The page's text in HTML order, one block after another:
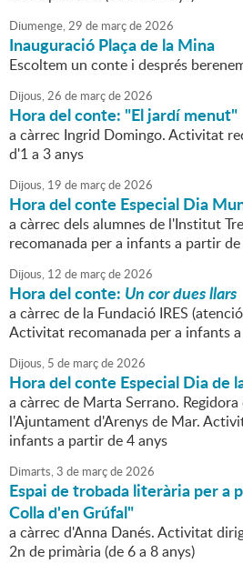
Diumenge,29 de marçde2026
Inauguració Plaça de la Mina
Escoltem un conte i després
Dijous,26 de marçde2026
Hora del conte: "El jardí menut"
a càrrec Ingrid Domingo. Activitat
d'1 a 3 anys
Dijous, 19 de marçde2026
Hora del conte Especial Dia
a càrrec dels alumnes de l'Institut
recomanada per a infants a partir de
Dijous, 12 de marçde2026
Hora del conte: Un cor dues llars
a càrrec de la Fundació IRES
Activitat recomanada per a infants
Dijous, 5 de marçde2026
Hora del conte Especial Dia de
a càrrec de Marta Serrano.
l'Ajuntament d'Arenys de Mar.
infants a partir de 4 anys
Dimarts,3 de marçde2026
Espai de trobada literària per a
Colla d'en Grúfal"
a càrrec d'Anna Danés. Activitat
2n de primària (de 6 a 8 anys)